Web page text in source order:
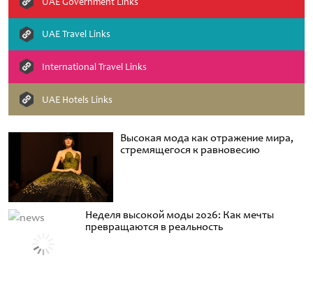
Высокая мода как отражение мира,
стремящегося к равновесию
Неделя высокой моды 2026: Как мечты
превращаются в реальность
UAE Travel Links
International Travel Links
UAE Hotels Links